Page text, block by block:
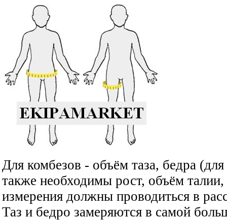
Для комбезов - объём таза, бедра
также необходимы рост, объём
измерения должны проводиться в
Таз и бедро замеряются в самой